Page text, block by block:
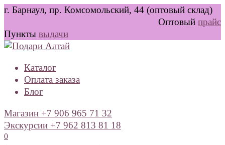
Перейти
содержанию
г. Барнаул, пр. Комсомольский, 44 (оптовый склад)
Оптовый прайс
Пункты выдачи
Каталог
Оплата заказа
Блог
Магазин +7 906 965 71 32
Экскурсии +7 962 813 81 18
0